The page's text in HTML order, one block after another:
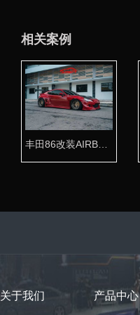
相关案例
丰田86改装AIRBFT气动避震玩出态度
关于我们 产品中心